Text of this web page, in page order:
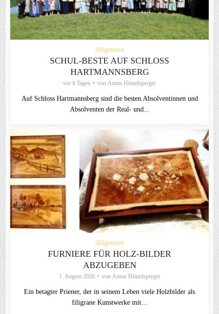
Allgemein
SCHUL-BESTE AUF SCHLOSS
HARTMANNSBERG
vor 6 Tagen von Anton Hötzelsperger
Auf Schloss Hartmannsberg sind die besten Absolventinnen und
Absolventen der Real- und...
Allgemein
FURNIERE FÜR HOLZ-BILDER
ABZUGEBEN
1. August 2026 von Anton Hötzelsperger
Ein betagter Priener, der in seinem Leben viele Holzbilder als
filigrane Kunstwerke mit...